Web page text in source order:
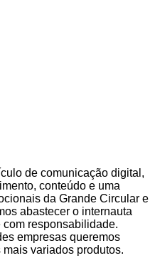
de comunicação digital,
conteúdo e uma
da Grande Circular e
abastecer o internauta
responsabilidade.
empresas queremos
variados produtos.